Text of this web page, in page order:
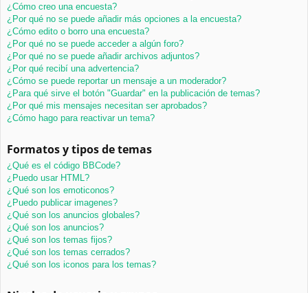
¿Cómo creo una encuesta?
¿Por qué no se puede añadir más opciones a la encuesta?
¿Cómo edito o borro una encuesta?
¿Por qué no se puede acceder a algún foro?
¿Por qué no se puede añadir archivos adjuntos?
¿Por qué recibí una advertencia?
¿Cómo se puede reportar un mensaje a un moderador?
¿Para qué sirve el botón "Guardar" en la publicación de temas?
¿Por qué mis mensajes necesitan ser aprobados?
¿Cómo hago para reactivar un tema?
Formatos y tipos de temas
¿Qué es el código BBCode?
¿Puedo usar HTML?
¿Qué son los emoticonos?
¿Puedo publicar imagenes?
¿Qué son los anuncios globales?
¿Qué son los anuncios?
¿Qué son los temas fijos?
¿Qué son los temas cerrados?
¿Qué son los iconos para los temas?